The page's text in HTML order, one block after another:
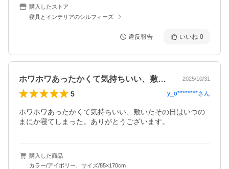
購入したストア
寝具とインテリアのシルフィーズ
違反報告 いいね 0
ホワホワあったかくて気持ちいい、敷いた… 2025/10/31
5 y_o********さん
ホワホワあったかくて気持ちいい、敷いたその日はいつの
まにか寝てしまった。ありがとうございます。
購入した商品
カラー/アイボリー、サイズ/85×170cm